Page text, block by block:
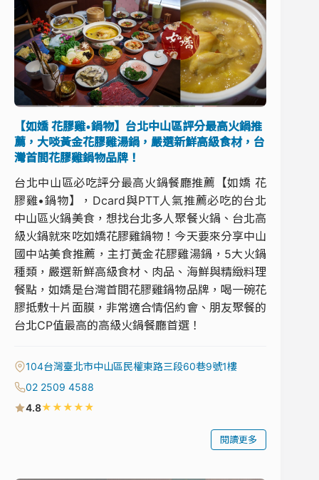
【如嬌 花膠雞•鍋物】台北中山區評分最高火鍋推
薦，大啖黃金花膠雞湯鍋，嚴選新鮮高級食材，台
灣首間花膠雞鍋物品牌！
台北中山區必吃評分最高火鍋餐廳推薦【如嬌 花
膠雞•鍋物】，Dcard與PTT人氣推薦必吃的台北
中山區火鍋美食，想找台北多人聚餐火鍋、台北高
級火鍋就來吃如嬌花膠雞鍋物！今天要來分享中山
國中站美食推薦，主打黃金花膠雞湯鍋，5大火鍋
種類，嚴選新鮮高級食材、肉品、海鮮與精緻料理
餐點，如嬌是台灣首間花膠雞鍋物品牌，喝一碗花
膠抵敷十片面膜，非常適合情侶約會、朋友聚餐的
台北CP值最高的高級火鍋餐廳首選！
104台灣臺北市中山區民權東路三段60巷9號1樓
02 2509 4588
4.8★★★★★
閱讀更多